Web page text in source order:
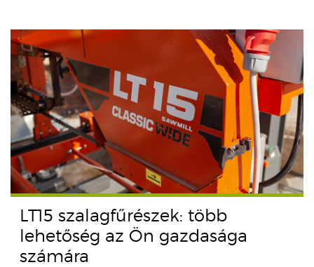
LT15 szalagfűrészek: több
lehetőség az Ön gazdasága
számára